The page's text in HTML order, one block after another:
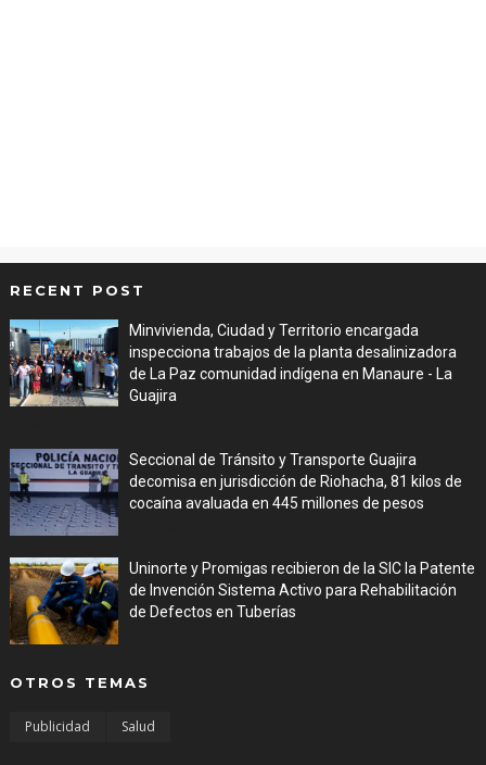
RECENT POST
Minvivienda, Ciudad y Territorio encargada
inspecciona trabajos de la planta desalinizadora
de La Paz comunidad indígena en Manaure - La
Guajira
Seccional de Tránsito y Transporte Guajira
decomisa en jurisdicción de Riohacha, 81 kilos de
cocaína avaluada en 445 millones de pesos
Uninorte y Promigas recibieron de la SIC la Patente
de Invención Sistema Activo para Rehabilitación
de Defectos en Tuberías
OTROS TEMAS
Publicidad Salud